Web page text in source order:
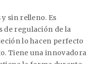
sin relleno. Es
regulación de la
lo hacen perfecto
Tiene una innovadora